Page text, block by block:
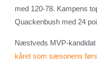
med 120-78. Kampens
Quackenbush med 24
Næstveds MVP-
kåret som sæsonens